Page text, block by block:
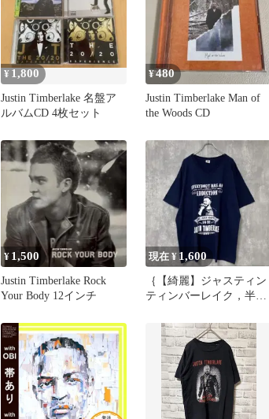
¥ 1,800
Justin Timberlake 名盤ア
ルバムCD 4枚セット
¥480
Justin Timberlake Man of
the Woods CD
¥ 1,500
Justin Timberlake Rock
Your Body 12インチ
現在 ¥1,600
｛【綺麗】ジャスティン
ティンバーレイク，半袖
ザルーム